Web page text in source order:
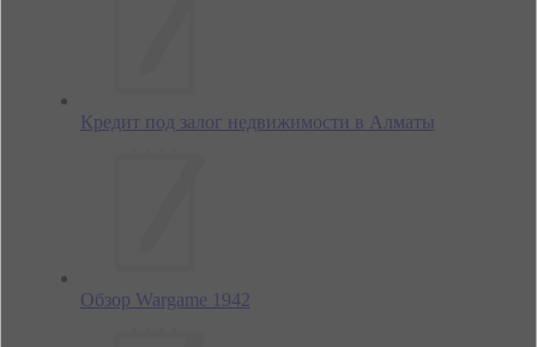
Кредит под залог недвижимости в Алматы
Обзор Wargame 1942